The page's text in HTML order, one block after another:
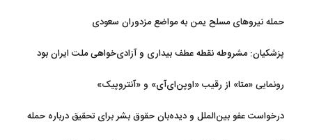
حمله نیروهای مسلح یمن به مواضع مزدوران سعودی
پزشکیان: مشروطه نقطه عطف بیداری و آزادی‌خواهی ملت ایران بود
رونمایی «متا» از رقیب «اوپن‌ای‌آی» و «آنتروپیک»
درخواست عفو بین‌الملل و دیده‌بان حقوق بشر برای تحقیق درباره حمله